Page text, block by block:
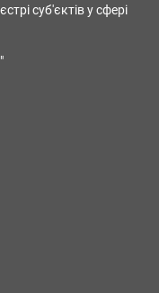
суб'єктів у сфері